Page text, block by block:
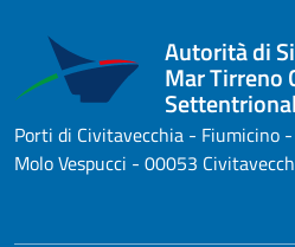
Autorità di
Mar Tirreno
Porti di Civitavecchia - Fiumicino
Molo Vespucci - 00053